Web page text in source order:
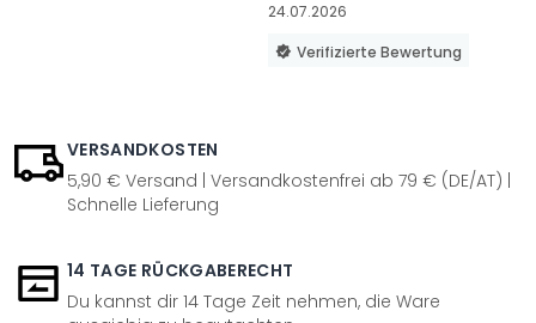
24.07.2026
Verifizierte Bewertung
VERSANDKOSTEN
5,90 € Versand | Versandkostenfrei ab 79 € (DE/AT) |
Schnelle Lieferung
14 TAGE RÜCKGABERECHT
Du kannst dir 14 Tage Zeit nehmen, die Ware